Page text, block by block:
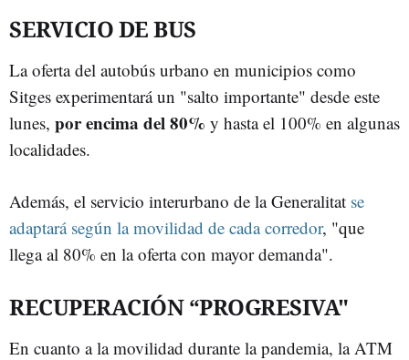
SERVICIO DE BUS
La oferta del autobús urbano en municipios como
Sitges experimentará un "salto importante" desde este
lunes, por encima del 80% y hasta el 100% en algunas
localidades.
Además, el servicio interurbano de la Generalitat se
adaptará según la movilidad de cada corredor, "que
llega al 80% en la oferta con mayor demanda".
RECUPERACIÓN “PROGRESIVA"
En cuanto a la movilidad durante la pandemia, la ATM